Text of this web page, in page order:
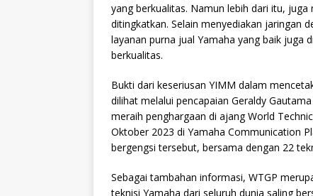
yang berkualitas. Namun lebih dari itu,
ditingkatkan. Selain menyediakan jaringan
layanan purna jual Yamaha yang baik juga
berkualitas.
Bukti dari keseriusan YIMM dalam
dilihat melalui pencapaian Geraldy
meraih penghargaan di ajangWorld
Oktober 2023 di Yamaha Communication
bergengsi tersebut, bersama dengan 22
Sebagai tambahan informasi, WTGP
teknisi Yamaha dari seluruh dunia saling